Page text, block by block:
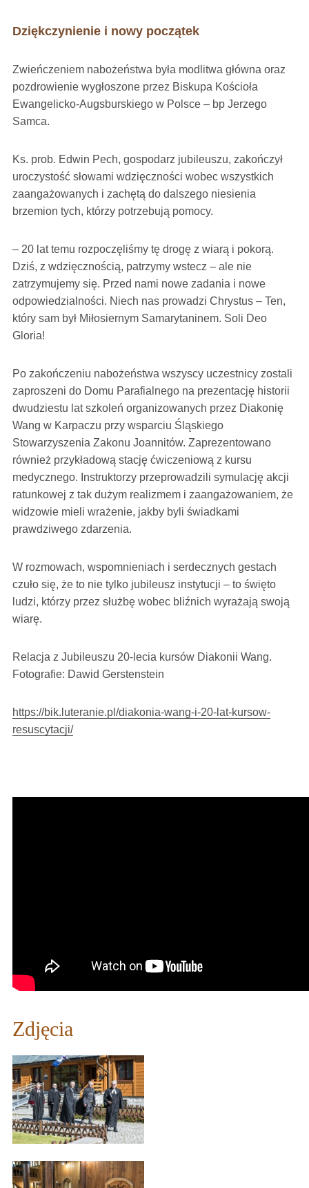
Dziękczynienie i nowy początek
Zwieńczeniem nabożeństwa była modlitwa główna oraz
pozdrowienie wygłoszone przez Biskupa Kościoła
Ewangelicko-Augsburskiego w Polsce – bp Jerzego
Samca.
Ks. prob. Edwin Pech, gospodarz jubileuszu, zakończył
uroczystość słowami wdzięczności wobec wszystkich
zaangażowanych i zachętą do dalszego niesienia
brzemion tych, którzy potrzebują pomocy.
– 20 lat temu rozpoczęliśmy tę drogę z wiarą i pokorą.
Dziś, z wdzięcznością, patrzymy wstecz – ale nie
zatrzymujemy się. Przed nami nowe zadania i nowe
odpowiedzialności. Niech nas prowadzi Chrystus – Ten,
który sam był Miłosiernym Samarytaninem. Soli Deo
Gloria!
Po zakończeniu nabożeństwa wszyscy uczestnicy zostali
zaproszeni do Domu Parafialnego na prezentację historii
dwudziestu lat szkoleń organizowanych przez Diakonię
Wang w Karpaczu przy wsparciu Śląskiego
Stowarzyszenia Zakonu Joannitów. Zaprezentowano
również przykładową stację ćwiczeniową z kursu
medycznego. Instruktorzy przeprowadzili symulację akcji
ratunkowej z tak dużym realizmem i zaangażowaniem, że
widzowie mieli wrażenie, jakby byli świadkami
prawdziwego zdarzenia.
W rozmowach, wspomnieniach i serdecznych gestach
czuło się, że to nie tylko jubileusz instytucji – to święto
ludzi, którzy przez służbę wobec bliźnich wyrażają swoją
wiarę.
Relacja z Jubileuszu 20-lecia kursów Diakonii Wang.
Fotografie: Dawid Gerstenstein
https://bik.luteranie.pl/diakonia-wang-i-20-lat-kursow-
resuscytacji/
Zdjęcia